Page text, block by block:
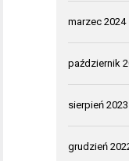
marzec 2024
październik
sierpień 2023
grudzień